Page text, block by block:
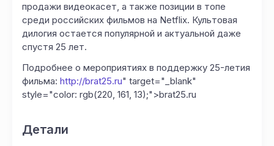
продажи видеокасет, а также позиции в топе
среди российских фильмов на Netflix. Культовая
дилогия остается популярной и актуальной даже
спустя 25 лет.
Подробнее о мероприятиях в поддержку 25-летия
фильма: http://brat25.ru" target="_blank"
style="color: rgb(220, 161, 13);">brat25.ru
Детали